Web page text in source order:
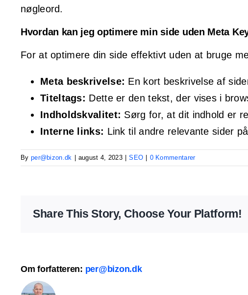
nøgleord.
Hvordan kan jeg optimere min side uden Meta
For at optimere din side effektivt uden at bruge
Meta beskrivelse: En kort beskrivelse af
Titeltags: Dette er den tekst, der vises i
Indholdskvalitet: Sørg for, at dit indhold er
Interne links: Link til andre relevante sider
By per@bizon.dk august 4, 2023 SEO 0 Kommentarer
Share This Story, Choose Your Platform!
Om forfatteren: per@bizon.dk